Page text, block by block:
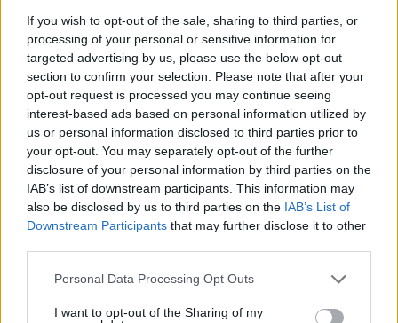
If you wish to opt-out of the sale, sharing to third parties, or
processing of your personal or sensitive information for
targeted advertising by us, please use the below opt-out
section to confirm your selection. Please note that after your
opt-out request is processed you may continue seeing
interest-based ads based on personal information utilized by
us or personal information disclosed to third parties prior to
your opt-out. You may separately opt-out of the further
disclosure of your personal information by third parties on the
IAB’s list of downstream participants. This information may
also be disclosed by us to third parties on the IAB’s List of
Downstream Participants that may further disclose it to other
Please note that this website/app uses one or more Google
not limited to your visit or usage behaviour. You may click to
Personal Data Processing Opt Outs
I want to opt-out of the Sharing of my
Φορτηγό έπεσε σε γκρεμό στην
Τρίπολης – Σπάρτης: Νεκρός ο
48χρονος οδηγός, τραυματισμένος ο
συνοδηγός
07.08.2026, 11:05 6
Games